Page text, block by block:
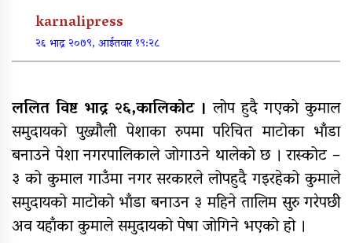
व्यक्तिगत लगानीमा भगवान शिवको मूर्ति
स्थापना
बैठक महाबुधाममा सम्पन्न
यौनिक तथा लैङ्गिक अल्पसंख्यक
बालबालिका तथा समुदायका मुद्दाका
विषयमा शिक्षकहरुलाई तालिम
राष्ट्रपति रनिङ शिल्डको जिल्ला स्तरीय
प्रतियोगिता सुरु
karnalipress
२६ भाद्र २०७९, आईतवार १९:२८
ललित विष्ट भाद्र २६,कालिकोट ।लोप हुदै गएको कुमाल
समुदायको पुख्र्यौली पेशाका रुपमा परिचित माटोका भाँडा
बनाउने पेशा नगरपालिकाले जोगाउने थालेको छ । रास्कोट –
३ को कुमाल गाउँमा नगर सरकारले लोपहुदै गइरहेको कुमाले
समुदायको माटोको भाँडा बनाउन ३ महिने तालिम सुरु गरेपछी
अव यहाँका कुमाले समुदायको पेषा जोगिने भएको हो ।